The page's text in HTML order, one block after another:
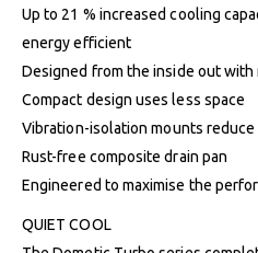
Up to 21 % increased cooling
energy efficient
Designed from the inside out
Compact design uses less space
Vibration-isolation mounts
Rust-free composite drain pan
Engineered to maximise the
QUIET COOL